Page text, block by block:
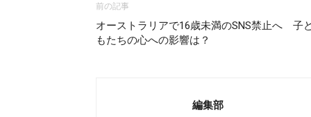
前の記事
オーストラリアで16歳未満のSNS禁止へ 子
もたちの心への影響は？
編集部